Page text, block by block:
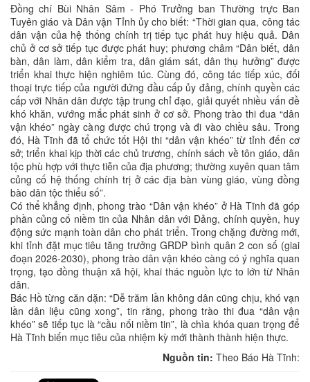
Đồng chí Bùi Nhân Sâm - Phó Trưởng ban Thường trực Ban
Tuyên giáo và Dân vận Tỉnh ủy cho biết: “Thời gian qua, công tác
dân vận của hệ thống chính trị tiếp tục phát huy hiệu quả. Dân
chủ ở cơ sở tiếp tục được phát huy; phương châm “Dân biết, dân
bàn, dân làm, dân kiểm tra, dân giám sát, dân thụ hưởng” được
triển khai thực hiện nghiêm túc. Cùng đó, công tác tiếp xúc, đối
thoại trực tiếp của người đứng đầu cấp ủy đảng, chính quyền các
cấp với Nhân dân được tập trung chỉ đạo, giải quyết nhiều vấn đề
khó khăn, vướng mắc phát sinh ở cơ sở. Phong trào thi đua “dân
vận khéo” ngày càng được chú trọng và đi vào chiều sâu. Trong
đó, Hà Tĩnh đã tổ chức tốt Hội thi “dân vận khéo” từ tỉnh đến cơ
sở; triển khai kịp thời các chủ trương, chính sách về tôn giáo, dân
tộc phù hợp với thực tiễn của địa phương; thường xuyên quan tâm
củng cố hệ thống chính trị ở các địa bàn vùng giáo, vùng đồng
bào dân tộc thiểu số”.
Có thể khẳng định, phong trào “Dân vận khéo” ở Hà Tĩnh đã góp
phần củng cố niềm tin của Nhân dân với Đảng, chính quyền, huy
động sức mạnh toàn dân cho phát triển. Trong chặng đường mới,
khi tỉnh đặt mục tiêu tăng trưởng GRDP bình quân 2 con số (giai
đoạn 2026-2030), phong trào dân vận khéo càng có ý nghĩa quan
trọng, tạo đồng thuận xã hội, khai thác nguồn lực to lớn từ Nhân
dân.
Bác Hồ từng căn dặn: “Dễ trăm lần không dân cũng chịu, khó vạn
lần dân liệu cũng xong”, tin rằng, phong trào thi đua “dân vận
khéo” sẽ tiếp tục là “cầu nối niềm tin”, là chìa khóa quan trọng để
Hà Tĩnh biến mục tiêu của nhiệm kỳ mới thành thành hiện thực.
Nguồn tin: Theo Báo Hà Tĩnh: